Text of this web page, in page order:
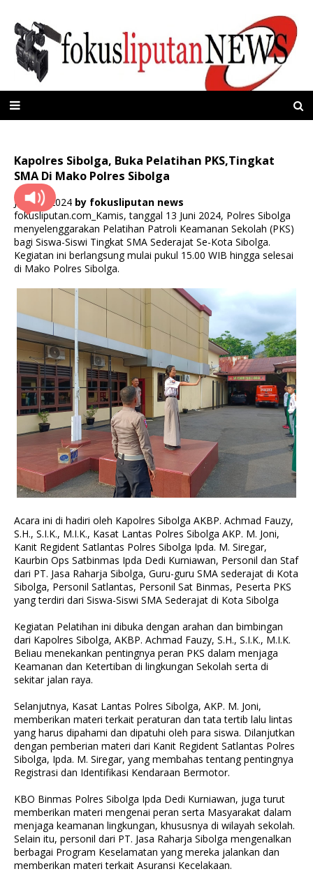
Kapolres Sibolga, Buka Pelatihan PKS,Tingkat
SMA Di Mako Polres Sibolga
Juni 13, 2024 by fokusliputan news
fokusliputan.com_Kamis, tanggal 13 Juni 2024, Polres Sibolga
menyelenggarakan Pelatihan Patroli Keamanan Sekolah (PKS)
bagi Siswa-Siswi Tingkat SMA Sederajat Se-Kota Sibolga.
Kegiatan ini berlangsung mulai pukul 15.00 WIB hingga selesai
di Mako Polres Sibolga.
Acara ini di hadiri oleh Kapolres Sibolga AKBP. Achmad Fauzy,
S.H., S.I.K., M.I.K., Kasat Lantas Polres Sibolga AKP. M. Joni,
Kanit Regident Satlantas Polres Sibolga Ipda. M. Siregar,
Kaurbin Ops Satbinmas Ipda Dedi Kurniawan, Personil dan Staf
dari PT. Jasa Raharja Sibolga, Guru-guru SMA sederajat di Kota
Sibolga, Personil Satlantas, Personil Sat Binmas, Peserta PKS
yang terdiri dari Siswa-Siswi SMA Sederajat di Kota Sibolga
Kegiatan Pelatihan ini dibuka dengan arahan dan bimbingan
dari Kapolres Sibolga, AKBP. Achmad Fauzy, S.H., S.I.K., M.I.K.
Beliau menekankan pentingnya peran PKS dalam menjaga
Keamanan dan Ketertiban di lingkungan Sekolah serta di
sekitar jalan raya.
Selanjutnya, Kasat Lantas Polres Sibolga, AKP. M. Joni,
memberikan materi terkait peraturan dan tata tertib lalu lintas
yang harus dipahami dan dipatuhi oleh para siswa. Dilanjutkan
dengan pemberian materi dari Kanit Regident Satlantas Polres
Sibolga, Ipda. M. Siregar, yang membahas tentang pentingnya
Registrasi dan Identifikasi Kendaraan Bermotor.
KBO Binmas Polres Sibolga Ipda Dedi Kurniawan, juga turut
memberikan materi mengenai peran serta Masyarakat dalam
menjaga keamanan lingkungan, khususnya di wilayah sekolah.
Selain itu, personil dari PT. Jasa Raharja Sibolga mengenalkan
berbagai Program Keselamatan yang mereka jalankan dan
memberikan materi terkait Asuransi Kecelakaan.